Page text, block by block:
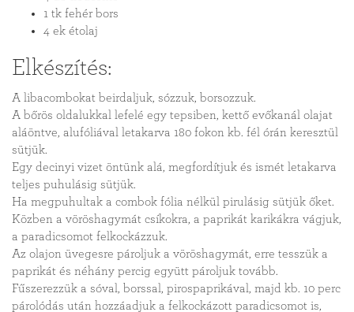
1 tk fehér bors
4 ek étolaj
Elkészítés:
A libacombokat beirdaljuk, sózzuk, borsozzuk.
A bőrös oldalukkal lefelé egy tepsiben, kettő evőkanál olajat
aláöntve, alufóliával letakarva 180 fokon kb. fél órán keresztül
sütjük.
Egy decinyi vizet öntünk alá, megfordítjuk és ismét letakarva
teljes puhulásig sütjük.
Ha megpuhultak a combok fólia nélkül pirulásig sütjük őket.
Közben a vöröshagymát csíkokra, a paprikát karikákra vágjuk,
a paradicsomot felkockázzuk.
Az olajon üvegesre pároljuk a vöröshagymát, erre tesszük a
paprikát és néhány percig együtt pároljuk tovább.
Fűszerezzük a sóval, borssal, pirospaprikával, majd kb. 10 perc
párolódás után hozzáadjuk a felkockázott paradicsomot is,